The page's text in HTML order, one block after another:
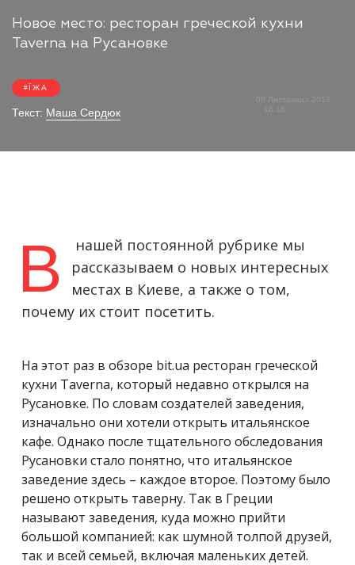
Новое место: ресторан греческой кухни
Taverna на Русановке
ЇЖА
Текст: Маша Сердюк
08 Листопада 2017
В
нашей постоянной рубрике мы
рассказываем о новых интересных
местах в Киеве, а также о том,
почему их стоит посетить.
На этот раз в обзоре bit.ua ресторан греческой
кухни Taverna, который недавно открылся на
Русановке. По словам создателей заведения,
изначально они хотели открыть итальянское
кафе. Однако после тщательного обследования
Русановки стало понятно, что итальянское
заведение здесь – каждое второе. Поэтому было
решено открыть таверну. Так в Греции
называют заведения, куда можно прийти
большой компанией: как шумной толпой друзей,
так и всей семьей, включая маленьких детей.